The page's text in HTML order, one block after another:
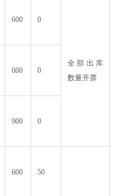
600 0
全部出库
数量开票
600 0
900 0
600 50